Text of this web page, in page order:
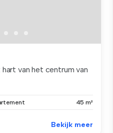
van het centrum van
45 m²
Bekijk meer